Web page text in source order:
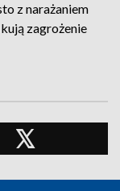
z narażaniem
zagrożenie